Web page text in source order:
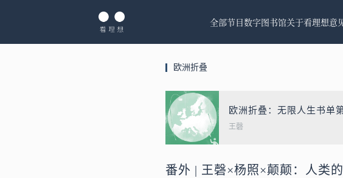
全部节目数字图书馆关于看理想意
欧洲折叠
欧洲折叠：无限人生书单
王磬
番外 | 王磬×杨照×颠颠：人类